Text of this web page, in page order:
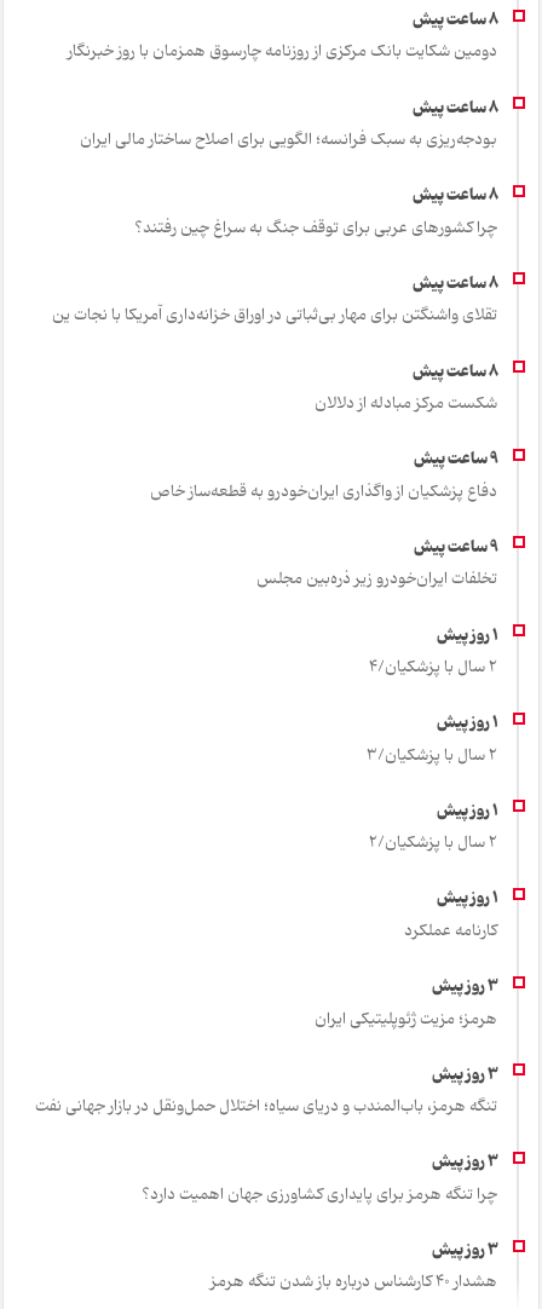
دومین شکایت بانک مرکزی از روزنامه چارسوق همزمان با روز خبرنگار
بودجه‌ریزی به سبک فرانسه؛ الگویی برای اصلاح ساختار مالی ایران
چرا کشورهای عربی برای توقف جنگ به سراغ چین رفتند؟
تقلای واشنگتن برای مهار بی‌ثباتی در اوراق خزانه‌داری آمریکا با نجات ین
شکست مرکز مبادله از دلالان
دفاع پزشکیان از واگذاری ایران‌خودرو به قطعه‌ساز خاص
تخلفات ایران‌خودرو زیر ذره‌بین مجلس
2 سال با پزشکیان/4
2 سال با پزشکیان/3
2 سال با پزشکیان/2
کارنامه عملکرد
هرمز؛ مزیت ژئوپلیتیکی ایران
تنگه هرمز، باب‌المندب و دریای سیاه؛ اختلال حمل‌ونقل در بازار جهانی نفت
چرا تنگه هرمز برای پایداری کشاورزی جهان اهمیت دارد؟
هشدار 40 کارشناس درباره باز شدن تنگه هرمز